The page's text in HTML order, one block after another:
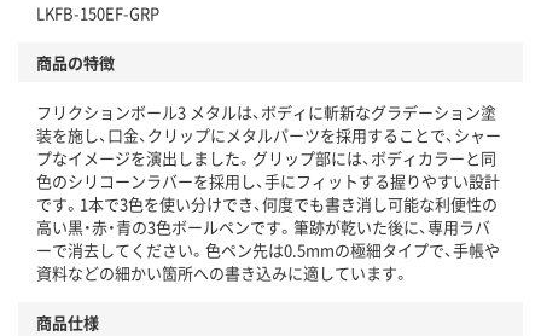
LKFB-150EF-GRP
商品の特徴
フリクションボール3 メタルは、ボディに斬新なグラデーション塗
装を施し、口金、クリップにメタルパーツを採用することで、シャー
プなイメージを演出しました。グリップ部には、ボディカラーと同
色のシリコーンラバーを採用し、手にフィットする握りやすい設計
です。1本で3色を使い分けでき、何度でも書き消し可能な利便性の
高い黒・赤・青の3色ボールペンです。筆跡が乾いた後に、専用ラバ
ーで消去してください。色ペン先は0.5mmの極細タイプで、手帳や
資料などの細かい箇所への書き込みに適しています。
商品仕様